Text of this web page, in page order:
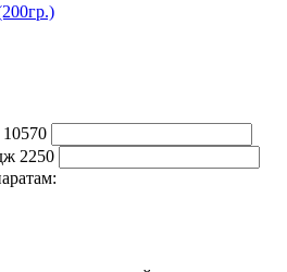
10570
2250